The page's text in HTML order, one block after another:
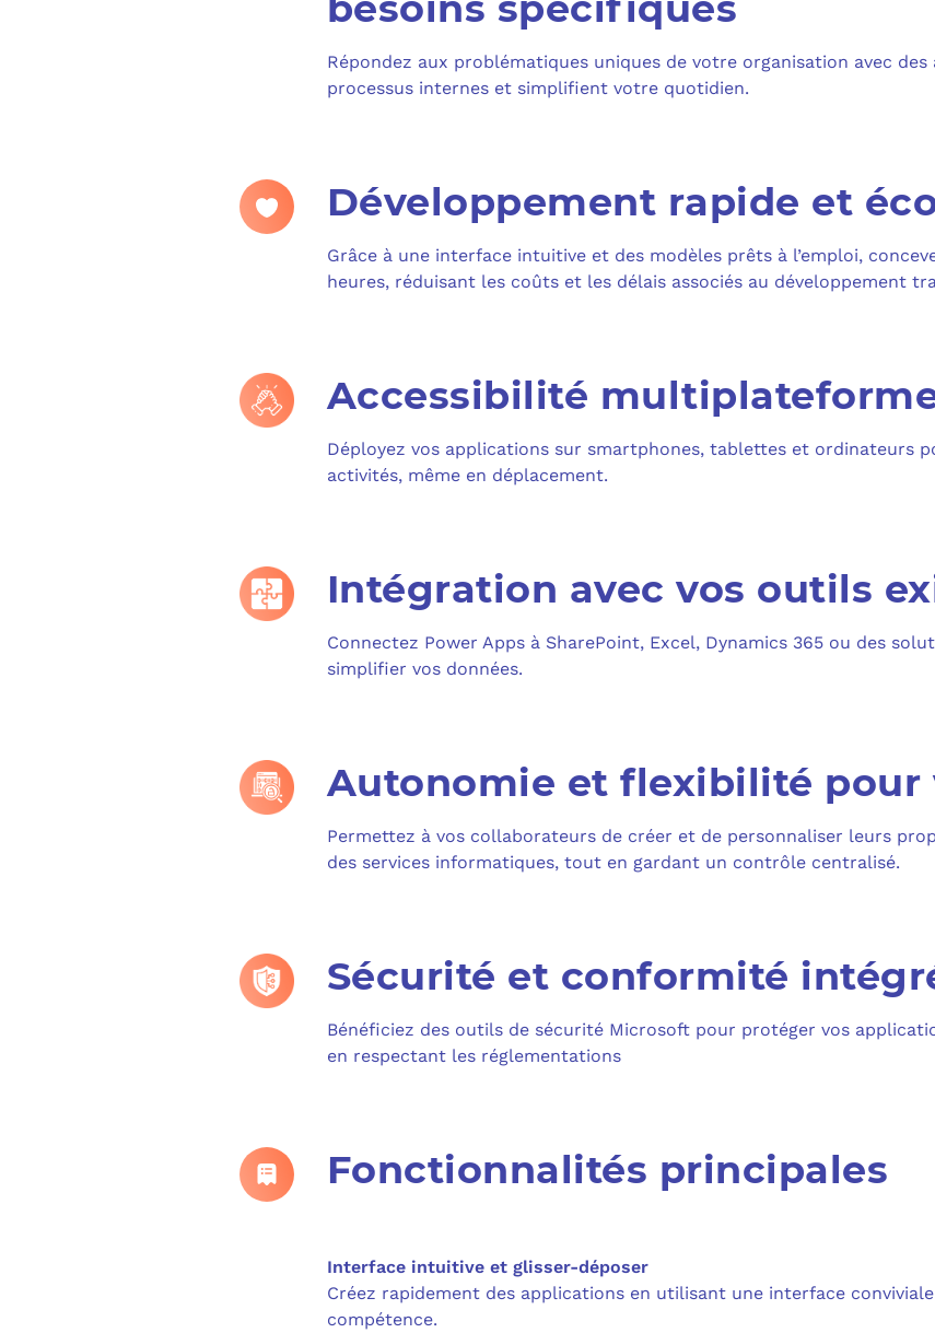
Répondez aux problématiques uniques de votre organisation avec
processus internes et simplifient votre quotidien.
Développement rapide et
Grâce à une interface intuitive et des modèles prêts à l’emploi,
heures, réduisant les coûts et les délais associés au développement
Accessibilité
Déployez vos applications sur smartphones, tablettes et ordinateurs
activités, même en déplacement.
Intégration avec vos outils
Connectez Power Apps à SharePoint, Excel, Dynamics 365 ou des
simplifier vos données.
Autonomie et flexibilité pour
Permettez à vos collaborateurs de créer et de personnaliser leurs
des services informatiques, tout en gardant un contrôle centralisé.
Sécurité et conformité
Bénéficiez des outils de sécurité Microsoft pour protéger vos
en respectant les réglementations
Fonctionnalités principales
Interface intuitive et glisser-déposer
Créez rapidement des applications en utilisant une interface
compétence.